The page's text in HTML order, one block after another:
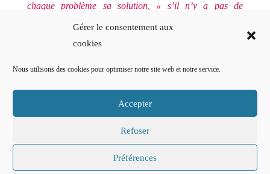
Gérer le consentement aux
cookies
Nous utilisons des cookies pour optimiser notre site web et notre service.
Accepter
Refuser
Préférences
chaque problème sa solution, « s’il n’y a pas de
solutions, il n’y a pas de problèmes » !
Merci pour votre attention, à bientôt.
Tous commentaires, critiques, apports ou conseils seront
Amélie Nollet
consultables- Politique de confidentialitéconsultables